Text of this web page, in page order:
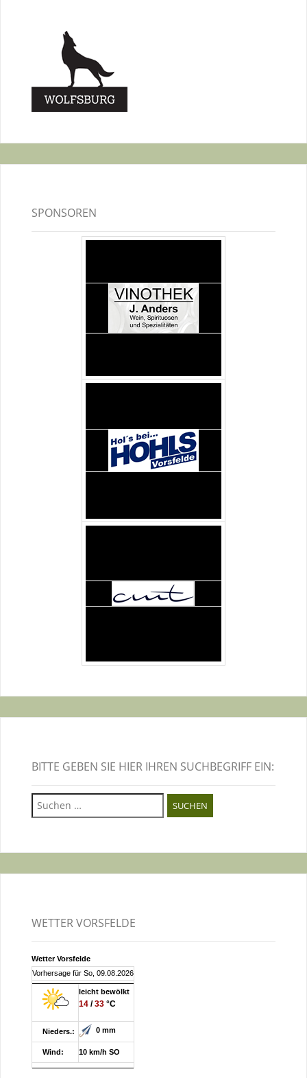
SPONSOREN
BITTE GEBEN SIE HIER IHREN SUCHBEGRIFF EIN:
Suchen
nach:
WETTER VORSFELDE
Wetter Vorsfelde
Vorhersage für So, 09.08.2026
leicht bewölkt
14/33°C
Nieders.: 0 mm
Wind: 10 km/h SO